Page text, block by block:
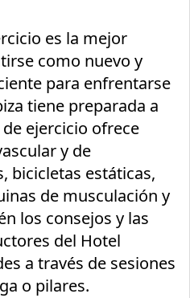
es la mejor
como nuevo y
para enfrentarse
tiene preparada a
ejercicio ofrece
y de
bicicletas estáticas,
de musculación y
los consejos y las
del Hotel
a través de sesiones
o pilares.